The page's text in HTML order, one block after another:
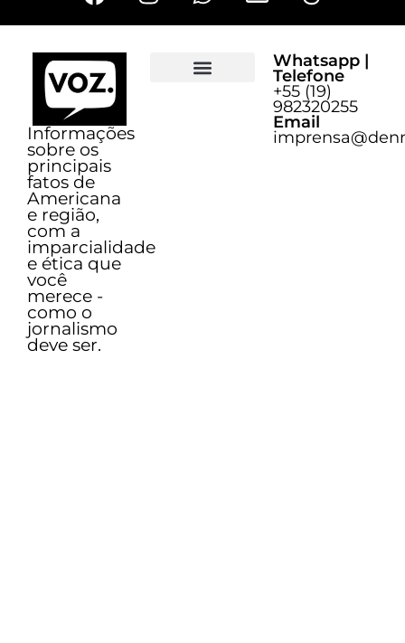
Informações
sobre os
principais
fatos de
Americana
e região,
com a
imparcialidade
e ética que
você
merece -
como o
jornalismo
deve ser.
Whatsapp |
Telefone
+55 (19)
982320255
Email